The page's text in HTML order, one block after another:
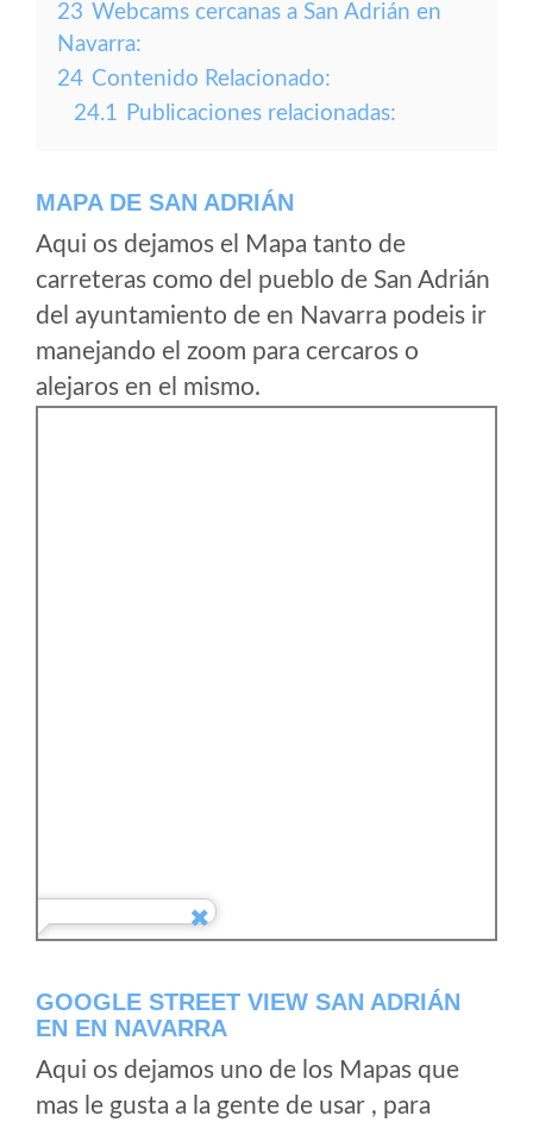
23 Webcams cercanas a San Adrián en
Navarra:
24 Contenido Relacionado:
24.1 Publicaciones relacionadas:
MAPA DE SAN ADRIÁN
Aqui os dejamos el Mapa tanto de
carreteras como del pueblo de San Adrián
del ayuntamiento de en Navarra podeis ir
manejando el zoom para cercaros o
alejaros en el mismo.
GOOGLE STREET VIEW SAN ADRIÁN
EN EN NAVARRA
Aqui os dejamos uno de los Mapas que
mas le gusta a la gente de usar , para